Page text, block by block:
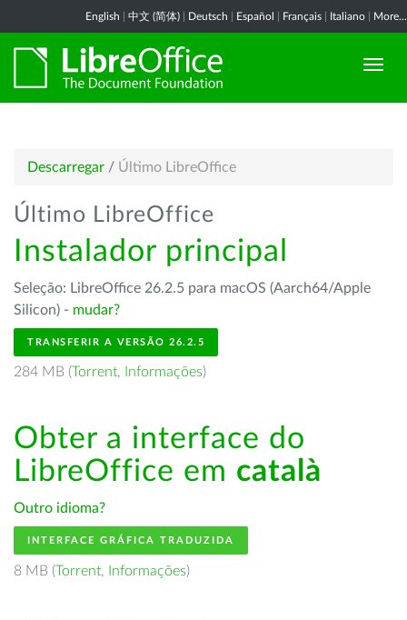
English 中文 (简体) Deutsch Español Français Italiano More...
Descarregar / Último LibreOffice
Último LibreOffice
Instalador principal
Seleção: LibreOffice 26.2.5 para macOS (Aarch64/Apple
Silicon) - mudar?
TRANSFERIR A VERSÃO 26.2.5
284 MB (Torrent, Informações)
Obter a interface do
LibreOffice em català
Outro idioma?
INTERFACE GRÁFICA TRADUZIDA
8 MB (Torrent, Informações)